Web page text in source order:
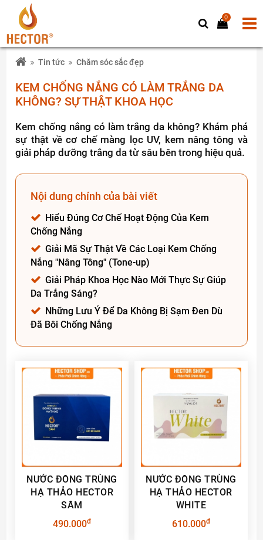
0
Tin tức Chăm sóc sắc đẹp
KEM CHỐNG NẮNG CÓ LÀM TRẮNG DA
KHÔNG? SỰ THẬT KHOA HỌC
Kem chống nắng có làm trắng da không? Khám phá
sự thật về cơ chế màng lọc UV, kem nâng tông và
giải pháp dưỡng trắng da từ sâu bên trong hiệu quả.
Nội dung chính của bài viết
Hiểu Đúng Cơ Chế Hoạt Động Của Kem
Chống Nắng
Giải Mã Sự Thật Về Các Loại Kem Chống
Nắng "Nâng Tông" (Tone-up)
Giải Pháp Khoa Học Nào Mới Thực Sự Giúp
Da Trắng Sáng?
Những Lưu Ý Để Da Không Bị Sạm Đen Dù
Đã Bôi Chống Nắng
NƯỚC ĐÔNG TRÙNG
HẠ THẢO HECTOR
SÂM
490.000đ
NƯỚC ĐÔNG TRÙNG
HẠ THẢO HECTOR
WHITE
610.000đ